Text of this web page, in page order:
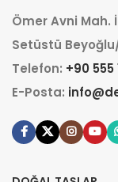
Ömer Avni Mah.
Setüstü
Telefon: +90 555
E-Posta: